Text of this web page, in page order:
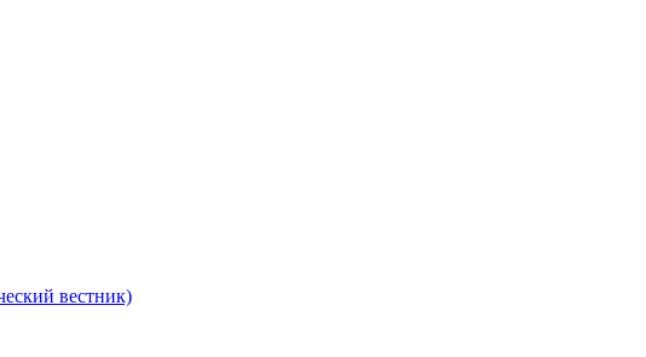
вестник)